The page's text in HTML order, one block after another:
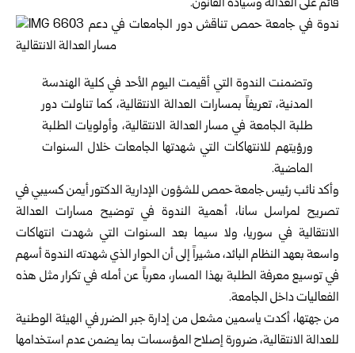
قائم على العدالة وسيادة القانون.
وتضمنت الندوة التي أقيمت اليوم الأحد في كلية الهندسة
المدنية، تعريفاً بمسارات العدالة الانتقالية، كما تناولت دور
طلبة الجامعة في مسار العدالة الانتقالية، وأولويات الطلبة
ورؤيتهم للانتهاكات التي شهدتها الجامعات خلال السنوات
الماضية.
وأكد نائب رئيس جامعة حمص للشؤون الإدارية الدكتور أيمن كسيبي في
تصريح لمراسل سانا، أهمية الندوة في توضيح مسارات العدالة
الانتقالية في سوريا، ولا سيما بعد السنوات التي شهدت انتهاكات
واسعة بعهد النظام البائد، مشيراً إلى أن الحوار الذي شهدته الندوة أسهم
في توسيع معرفة الطلبة بهذا المسار، معرباً عن أمله في تكرار مثل هذه
الفعاليات داخل الجامعة.
من جهتها، أكدت ياسمين مشعل من إدارة جبر الضرر في الهيئة الوطنية
للعدالة الانتقالية، ضرورة إصلاح المؤسسات بما يضمن عدم استخدامها